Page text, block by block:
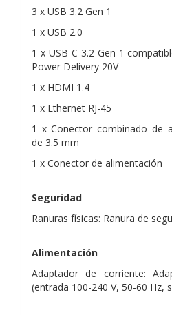
3 x USB 3.2 Gen 1
1 x USB 2.0
1 x USB-C 3.2 Gen 1
Power Delivery 20V
1 x HDMI 1.4
1 x Ethernet RJ-45
1 x Conector combinado de
de 3.5 mm
1 x Conector de alimentación
Seguridad
Ranuras físicas: Ranura de
Alimentación
Adaptador de corriente:
(entrada 100-240 V, 50-60 Hz,